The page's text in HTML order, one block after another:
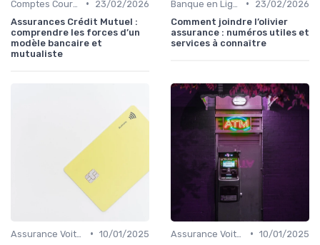
•
23/02/2026
Assurances Crédit Mutuel :
comprendre les forces d’un
modèle bancaire et
mutualiste
•
23/02/2026
Comment joindre l’olivier
assurance : numéros utiles et
services à connaître
• 10/01/2025
• 10/01/2025